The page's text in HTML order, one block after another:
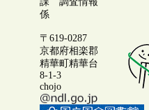
係
〒619-0287
京都府相楽郡
精華町精華台
8-1-3
chojo